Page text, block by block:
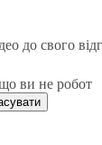
до свого
що ви не робот